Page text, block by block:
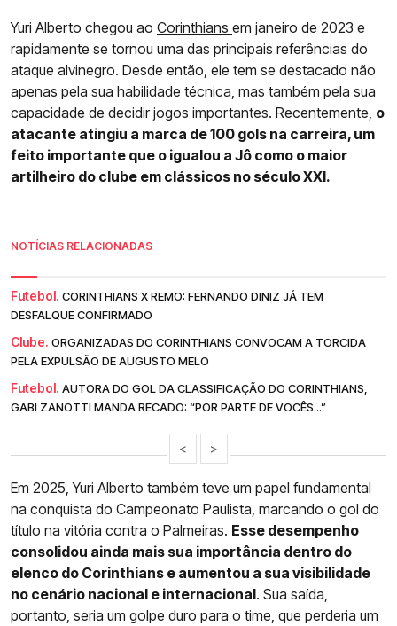
Yuri Alberto chegou ao Corinthians em janeiro de 2023 e
rapidamente se tornou uma das principais referências do
ataque alvinegro. Desde então, ele tem se destacado não
apenas pela sua habilidade técnica, mas também pela sua
capacidade de decidir jogos importantes. Recentemente, o
atacante atingiu a marca de 100 gols na carreira, um
feito importante que o igualou a Jô como o maior
artilheiro do clube em clássicos no século XXI.
NOTÍCIAS RELACIONADAS
Futebol. CORINTHIANS X REMO: FERNANDO DINIZ JÁ TEM
DESFALQUE CONFIRMADO
Clube. ORGANIZADAS DO CORINTHIANS CONVOCAM A TORCIDA
PELA EXPULSÃO DE AUGUSTO MELO
Futebol. AUTORA DO GOL DA CLASSIFICAÇÃO DO CORINTHIANS,
GABI ZANOTTI MANDA RECADO: “POR PARTE DE VOCÊS...”
< >
Em 2025, Yuri Alberto também teve um papel fundamental
na conquista do Campeonato Paulista, marcando o gol do
título na vitória contra o Palmeiras. Esse desempenho
consolidou ainda mais sua importância dentro do
elenco do Corinthians e aumentou a sua visibilidade
no cenário nacional e internacional. Sua saída,
portanto, seria um golpe duro para o time, que perderia um